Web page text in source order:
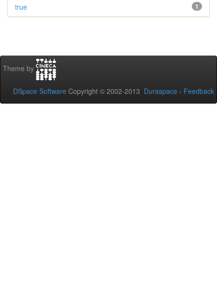
1
true
Theme by
DSpace Software Copyright © 2002-2013 Duraspace - Feedback